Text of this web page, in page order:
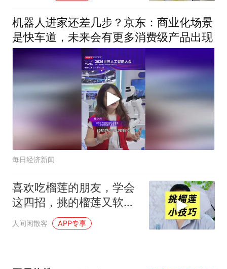
机器人进家还差几步？京东：商业化场景
是快车道，未来会有更多消费级产品出现
每日经济新闻
喜欢吃榴莲的朋友，学会
这四招，挑的榴莲又软又
甜
人间闲散客 APP专享